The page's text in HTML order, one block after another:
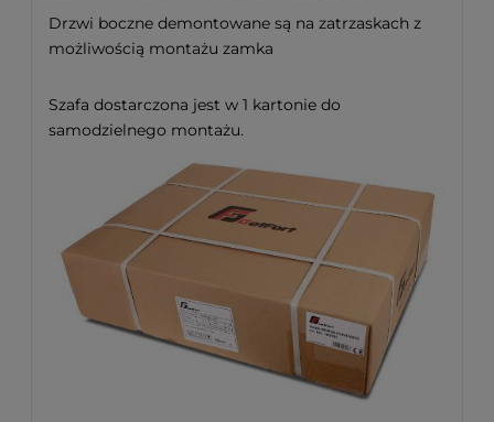
Drzwi boczne demontowane są na zatrzaskach z
możliwością montażu zamka
Szafa dostarczona jest w 1 kartonie do
samodzielnego montażu.